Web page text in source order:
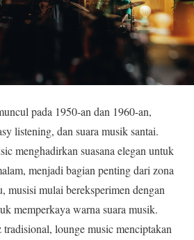
pada 1950-an dan 1960-an,
listening, dan suara musik santai.
menghadirkan suasana elegan untuk
menjadi bagian penting dari zona
musisi mulai bereksperimen dengan
memperkaya warna suara musik.
lounge music menciptakan